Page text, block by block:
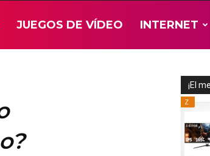
JUEGOS DE VÍDEO INTERNET
¡El
Z